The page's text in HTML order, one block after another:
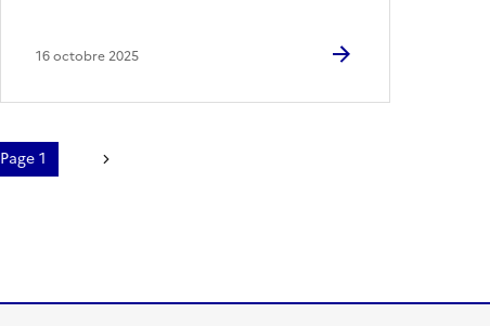
16 octobre 2025
Pagination
Page 1 Page suivante